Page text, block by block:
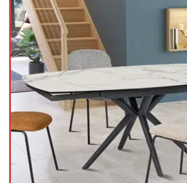
décoration